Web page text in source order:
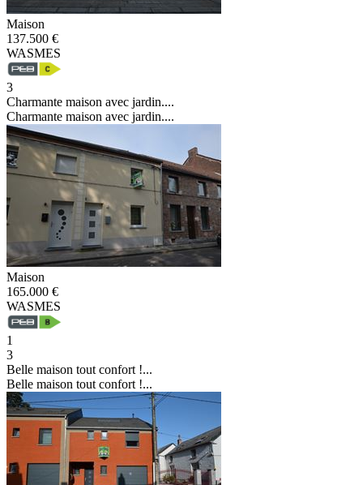
Maison
137.500 €
WASMES
3
Charmante maison avec jardin....
Charmante maison avec jardin....
Maison
165.000 €
WASMES
1
3
Belle maison tout confort !...
Belle maison tout confort !...